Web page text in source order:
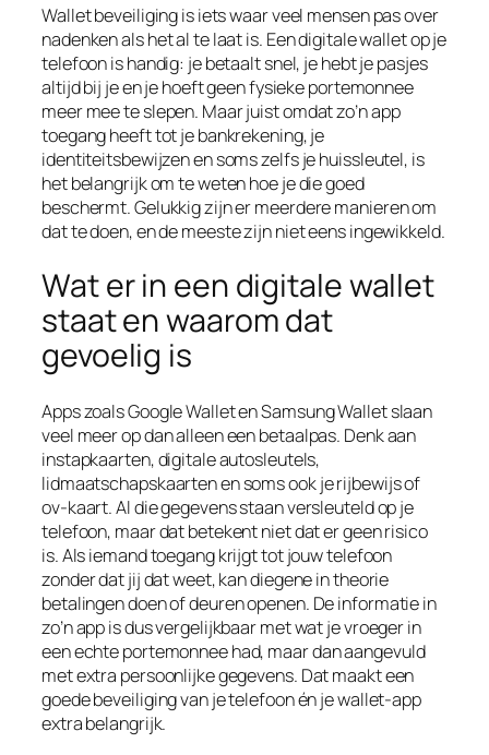
Wallet beveiliging is iets waar veel mensen pas over
nadenken als het al te laat is. Een digitale wallet op je
telefoon is handig: je betaalt snel, je hebt je pasjes
altijd bij je en je hoeft geen fysieke portemonnee
meer mee te slepen. Maar juist omdat zo’n app
toegang heeft tot je bankrekening, je
identiteitsbewijzen en soms zelfs je huissleutel, is
het belangrijk om te weten hoe je die goed
beschermt. Gelukkig zijn er meerdere manieren om
dat te doen, en de meeste zijn niet eens ingewikkeld.
Wat er in een digitale wallet
staat en waarom dat
gevoelig is
Apps zoals Google Wallet en Samsung Wallet slaan
veel meer op dan alleen een betaalpas. Denk aan
instapkaarten, digitale autosleutels,
lidmaatschapskaarten en soms ook je rijbewijs of
ov-kaart. Al die gegevens staan versleuteld op je
telefoon, maar dat betekent niet dat er geen risico
is. Als iemand toegang krijgt tot jouw telefoon
zonder dat jij dat weet, kan diegene in theorie
betalingen doen of deuren openen. De informatie in
zo’n app is dus vergelijkbaar met wat je vroeger in
een echte portemonnee had, maar dan aangevuld
met extra persoonlijke gegevens. Dat maakt een
goede beveiliging van je telefoon én je wallet-app
extra belangrijk.